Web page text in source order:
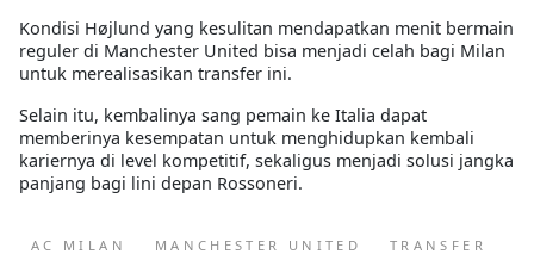
Kondisi Højlund yang kesulitan mendapatkan menit bermain
reguler di Manchester United bisa menjadi celah bagi Milan
untuk merealisasikan transfer ini.
Selain itu, kembalinya sang pemain ke Italia dapat
memberinya kesempatan untuk menghidupkan kembali
kariernya di level kompetitif, sekaligus menjadi solusi jangka
panjang bagi lini depan Rossoneri.
AC MILAN MANCHESTER UNITED
TRANSFER